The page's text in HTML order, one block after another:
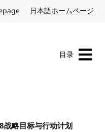
英文日本語ホームページ
目录
略目标与行动计划